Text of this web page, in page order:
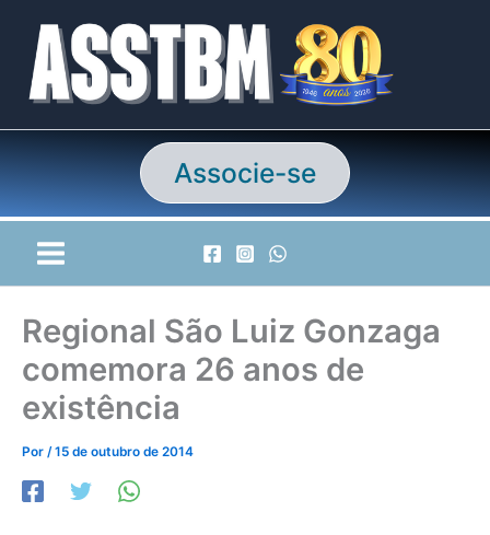
conteúdo
Associe-se
Regional São Luiz Gonzaga
comemora 26 anos de
existência
Por /15 de outubro de 2014